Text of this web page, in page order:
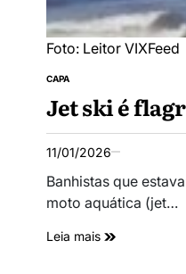
Foto: Leitor VIXFeed
CAPA
Jet ski é
11/01/2026
Banhistas que
moto aquática (jet…
Leia mais